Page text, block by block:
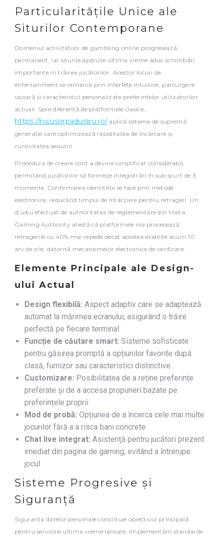
Particularitățile Unice ale
Siturilor Contemporane
Domeniul activităților de gambling online progresează
permanent, iar siturile apărute ultima vreme aduc schimbări
importante în trăirea jucătorilor. Acestor locuri de
entertainment se remarcă prin interfețe intuitive, parcurgere
ușoară și caracteristici personalizate preferințelor utilizatorilor
actuali. Spre diferență de platformele clasice,
https://nicusorpaduraru.ro/ aplică sisteme de supremă
generație care optimizează rapiditatea de încărcare și
cursivitatea sesiunii.
Procedura de creare cont a devine simplificat considerabil,
permițând jucătorilor să formeze înregistrări în sub scurt de 3
momente. Confirmarea identității se face prin metode
electronice, reducând timpul de întârziere pentru retrageri. Un
studiu efectuat de authoritatea de reglementare din Malta
Gaming Authority atestă că platformele noi procesează
retragerile cu 40% mai repede decât acestea etablite acum 10
ani de zile, datorită mecanismelor electronice de verificare.
Elemente Principale ale Design-
ului Actual
Design flexibilă: Aspect adaptiv care se adaptează
automat la mărimea ecranului, asigurând o trăire
perfectă pe fiecare terminal
Funcție de căutare smart: Sisteme sofisticate
pentru găsirea promptă a opțiunilor favorite după
clasă, furnizor sau caracteristici distinctive
Customizare: Posibilitatea de a reține preferințe
preferate și de a accesa propuneri bazate pe
preferințele proprii
Mod de probă: Opțiunea de a încerca cele mai multe
jocurilor fără a a risca bani concrete
Chat live integrat: Asistență pentru jucători prezent
imediat din pagina de gaming, evitând a întrerupe
jocul
Sisteme Progresive și
Siguranță
Siguranța datelor personale constituie obiectivul principală
pentru serviciile ultima vreme lansate. Implementăm standarde